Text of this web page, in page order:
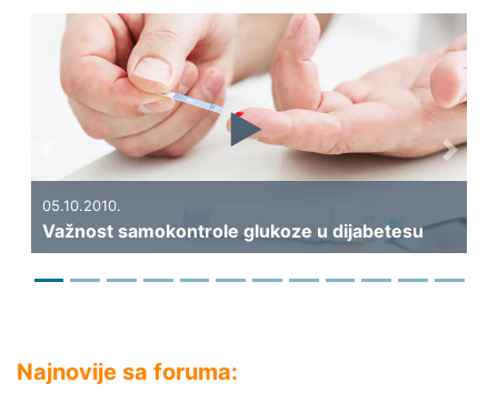
05.10.2010.
Važnost samokontrole glukoze u dijabetesu
Previous Next
Najnovije sa foruma: